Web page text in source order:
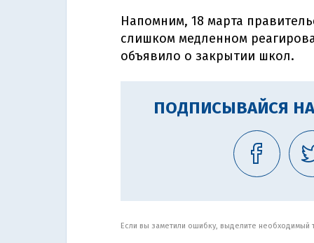
Напомним, 18 марта
слишком медленном
объявило о закрытии школ.
ПОДПИСЫВАЙСЯ
Если вы заметили ошибку, выделите необходимый